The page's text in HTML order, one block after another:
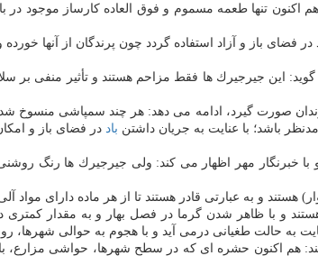
تنها طعمه مسموم و فوق العاده كارساز موجود در
فضای باز و آزاد استفاده گردد چون پرندگان از آنها
این جیرجیرك ها فقط مزاحم هستند و تأثیر منفی بر
صورت گیرد، ادامه می دهد: هر چند سمپاشی
باشد؛ با عنایت به جریان داشتن باد در فضای باز و
با خبرنگار مهر اظهار می كند: ولی جیرجیرك ها رنگ
و به عبارتی قادر هستند تا از هر ماده دارای مواد
و با ظاهر شدن گرما در فصل بهار و به مقدار
به حالت طغیانی درمی آید و با هجوم به حوالی شهرها،
هم اكنون حشره ای كه در سطح شهرها، حواشی